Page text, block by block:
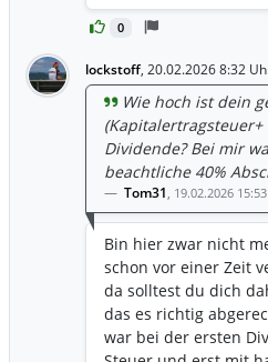
0
lockstoff, 20.02.2026 8:32
Wie hoch ist dein
Dividende? Bei mir
beachtliche 40%
Tom31, 19.02.2026
Bin hier zwar nicht
schon vor einer Zeit
da solltest du dich
das es richtig
war bei der ersten